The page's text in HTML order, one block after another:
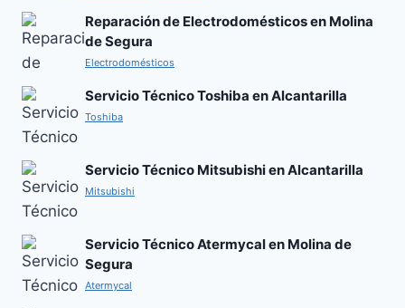
Reparación de Electrodomésticos en Molina
de Segura
Electrodomésticos
Servicio Técnico Toshiba en Alcantarilla
Toshiba
Servicio Técnico Mitsubishi en Alcantarilla
Mitsubishi
Servicio Técnico Atermycal en Molina de
Segura
Atermycal